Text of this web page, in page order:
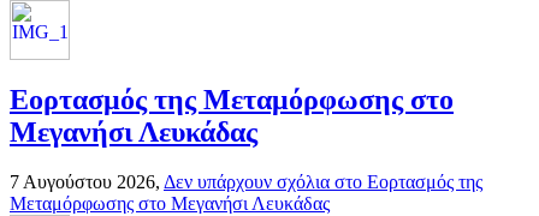
Εορτασμός της Μεταμόρφωσης στο
Μεγανήσι Λευκάδας
7 Αυγούστου 2026, Δεν υπάρχουν σχόλια στο Εορτασμός της
Μεταμόρφωσης στο Μεγανήσι Λευκάδας